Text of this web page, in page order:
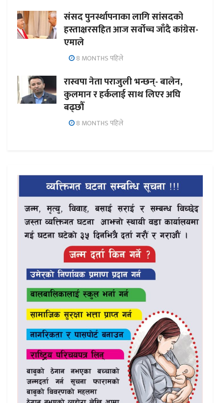
संसद पुनर्स्थापनाका लागि सांसदको
हस्ताक्षरसहित आज सर्वोच्च जाँदै कांग्रेस-
एमाले
8 MONTHS पहिले
रास्वपा नेता पराजुली भन्छन्- बालेन,
कुलमान र हर्कलाई साथ लिएर अघि
बढ्छौँ
8 MONTHS पहिले